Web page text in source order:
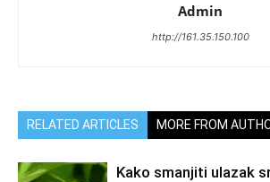
Admin
http://161.35.150.100
RELATED ARTICLES MORE FROM
Kako smanjiti ulazak